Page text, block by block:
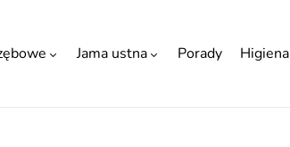
Jama ustna Porady Higiena